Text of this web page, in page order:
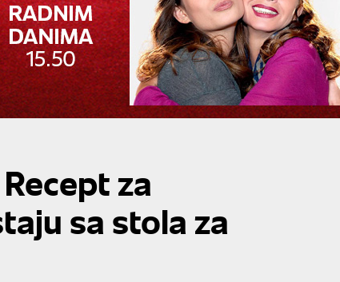
za
sa stola za